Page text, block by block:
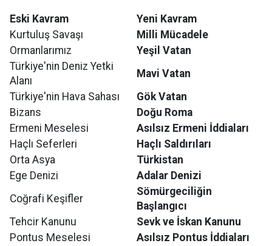
Eski Kavram
Yeni Kavram
Kurtuluş Savaşı
Milli Mücadele
Ormanlarımız
Yeşil Vatan
Türkiye'nin Deniz Yetki
Alanı
Mavi Vatan
Türkiye'nin Hava Sahası
Gök Vatan
Bizans
Doğu Roma
Ermeni Meselesi
Asılsız Ermeni İddiaları
Haçlı Seferleri
Haçlı Saldırıları
Orta Asya
Türkistan
Ege Denizi
Adalar Denizi
Coğrafi Keşifler
Sömürgeciliğin
Başlangıcı
Tehcir Kanunu
Sevk ve İskan Kanunu
Pontus Meselesi
Asılsız Pontus İddiaları